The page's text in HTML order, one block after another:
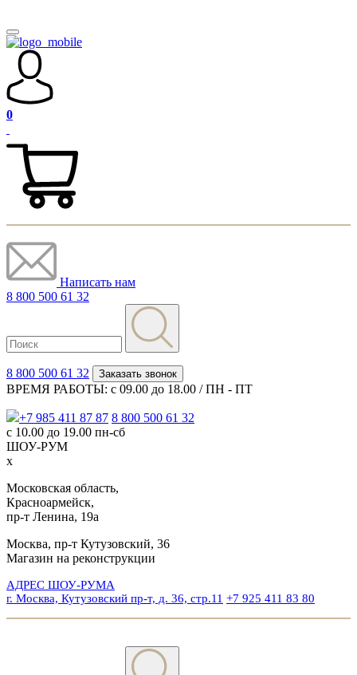
0
Написать нам
8 800 500 61 32
8 800 500 61 32 Заказать звонок
ВРЕМЯ РАБОТЫ: с 09.00 до 18.00 / ПН - ПТ
+7 985 411 87 87 8 800 500 61 32
с 10.00 до 19.00 пн-сб
ШОУ-РУМ
x
Московская область,
Красноармейск,
пр-т Ленина, 19а
Москва, пр-т Кутузовский, 36
Магазин на реконструкции
АДРЕС ШОУ-РУМА
г. Москва, Кутузовский пр-т, д. 36, стр.11 +7 925 411 83 80